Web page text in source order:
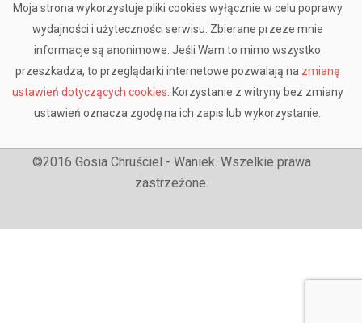
Moja strona wykorzystuje pliki cookies wyłącznie w celu poprawy
wydajności i użyteczności serwisu. Zbierane przeze mnie
informacje są anonimowe. Jeśli Wam to mimo wszystko
przeszkadza, to przeglądarki internetowe pozwalają na zmianę
ustawień dotyczących cookies . Korzystanie z witryny bez zmiany
ustawień oznacza zgodę na ich zapis lub wykorzystanie.
©2016 Gosia Chruściel - Waniek. Wszelkie prawa
zastrzeżone.